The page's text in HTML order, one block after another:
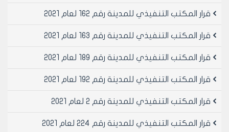
- وعلى كتاب مديرية الفنية- مكتب امانة الخارطة المؤرخ
في 13/12/2000 المتضمن:
انصاري الى المكتب التنفيذي لمجلس مدينه حلب وذلك
يرجى الاطلاع والإحالة الى المكتب التنفيذي لبيان الموافقة
قرار المكتب التنفيذي للمدينة رقم 162 لعام 2021
قرار المكتب التنفيذي للمدينة رقم 163 لعام 2021
قرار المكتب التنفيذي للمدينة رقم 189 لعام 2021
قرار المكتب التنفيذي للمدينة رقم 192 لعام 2021
قرار المكتب التنفيذي للمدينة رقم 2 لعام 2021
قرار المكتب التنفيذي للمدينة رقم 224 لعام 2021